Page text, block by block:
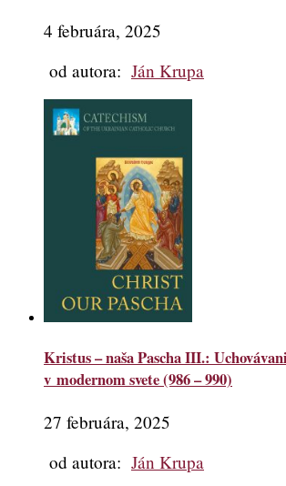
4 februára, 2025
od autora: Ján Krupa
Kristus – naša Pascha III.:
v modernom svete (986 – 990)
27 februára, 2025
od autora: Ján Krupa